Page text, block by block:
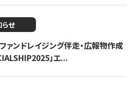
らせ
ンドレイジング伴走・広報物作成
」エ...